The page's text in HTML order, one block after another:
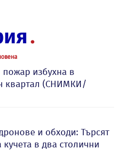
избухна в
квартал (СНИМКИ/
и обходи: Търсят
кучета в два столични